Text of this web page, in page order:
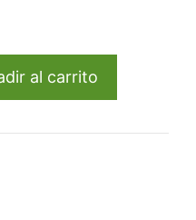
al carrito